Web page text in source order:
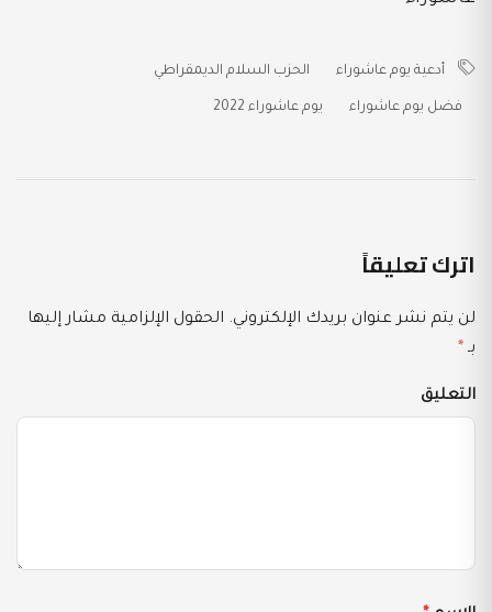
أدعية يوم عاشوراء الحزب السلام الديمقراطي
فضل يوم عاشوراء يوم عاشوراء 2022
اترك تعليقاً
لن يتم نشر عنوان بريدك الإلكتروني. الحقول الإلزامية مشار إليها
بـ *
التعليق